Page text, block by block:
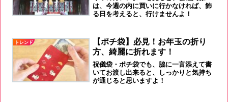
は、今週の内に買いに行かなければ、飾
る日を考えると、行けませんよ！
トレンド
【ポチ袋】必見！お年玉の折り
方、綺麗に折れます！
祝儀袋・ポチ袋でも、脇に一言添えて書
いてお渡し出来ると、しっかりと気持ち
が通じると思いますよ！